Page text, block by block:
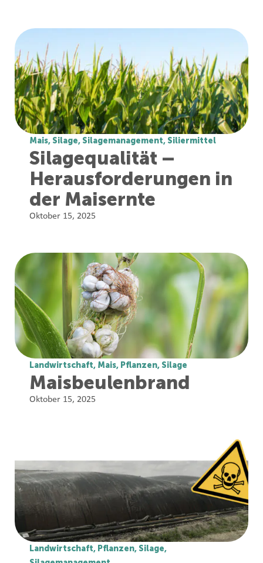
Mais, Silage, Silagemanagement, Siliermittel
Silagequalität –
Herausforderungen in
der Maisernte
Oktober 15, 2025
Landwirtschaft, Mais, Pflanzen, Silage
Maisbeulenbrand
Oktober 15, 2025
Landwirtschaft, Pflanzen, Silage,